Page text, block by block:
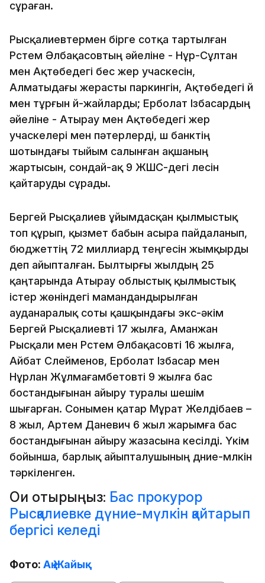
сұраған.
Рысқалиевтермен бірге сотқа тартылған
Рүстем Әлбақасовтың әйеліне - Нұр-Сұлтан
мен Ақтөбедегі бес жер учаскесін,
Алматыдағы жерасты паркингін, Ақтөбедегі үй
мен тұрғын үй-жайларды; Ерболат Ізбасардың
әйеліне - Атырау мен Ақтөбедегі жер
учаскелері мен пәтерлерді, үш банктің
шотындағы тыйым салынған ақшаның
жартысын, сондай-ақ 9 ЖШС-дегі үлесін
қайтаруды сұрады.
Бергей Рысқалиев ұйымдасқан қылмыстық
топ құрып, қызмет бабын асыра пайдаланып,
бюджеттің 72 миллиард теңгесін жымқырды
деп айыпталған. Былтырғы жылдың 25
қаңтарында Атырау облыстық қылмыстық
істер жөніндегі мамандандырылған
ауданаралық соты қашқындағы экс-әкім
Бергей Рысқалиевті 17 жылға, Аманжан
Рысқали мен Рүстем Әлбақасовті 16 жылға,
Айбат Сүлейменов, Ерболат Ізбасар мен
Нұрлан Жұлмағамбетовті 9 жылға бас
бостандығынан айыру туралы шешім
шығарған. Сонымен қатар Мұрат Желдібаев –
8 жыл, Артем Даневич 6 жыл жарымға бас
бостандығынан айыру жазасына кесілді. Үкім
бойынша, барлық айыпталушының дүние-мүлкін
тәркіленген.
Оқи отырыңыз: Бас прокурор
Рысқалиевке дүние-мүлкін қайтарып
бергісі келеді
Фото: Ақ Жайық